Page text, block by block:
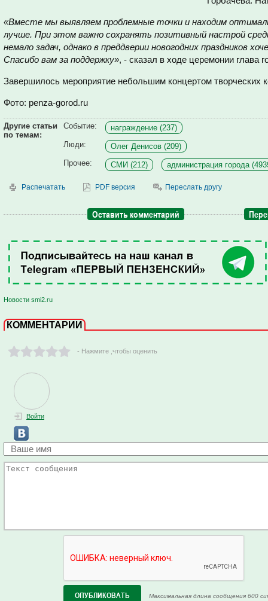
«Вместе мы выявляем проблемные точки и находим
лучше. При этом важно сохранять позитивный настрой
немало задач, однако в преддверии новогодних праздников
Спасибо вам за поддержку», - сказал в ходе церемонии глава
Завершилось мероприятие небольшим концертом творческих
Фото: penza-gorod.ru
Другие статьи
по темам:
Событие:
награждение (237)
Люди:
Олег Денисов (209)
Прочее:
СМИ (212) администрация города
Распечатать PDF версия Переслать другу
Оставить комментарий
Новости smi2.ru
КОММЕНТАРИИ
- Нажмите ,чтобы оценить
Войти
Максимальная длина сообщения 600